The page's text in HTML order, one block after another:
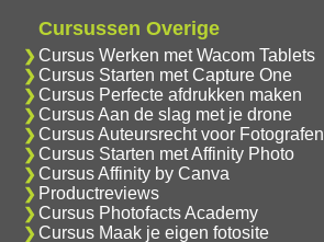
Cursussen Overige
Cursus Werken met Wacom Tablets
Cursus Starten met Capture One
Cursus Perfecte afdrukken maken
Cursus Aan de slag met je drone
Cursus Auteursrecht voor Fotografen
Cursus Starten met Affinity Photo
Cursus Affinity by Canva
Productreviews
Cursus Photofacts Academy
Cursus Maak je eigen fotosite